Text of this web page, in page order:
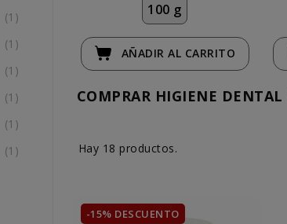
(1)
(1)
(1)
(1)
(1)
(1)
100 g
AÑADIRAL CARRITO
COMPRAR HIGIENE DENTAL
Hay 18 productos.
-15% DESCUENTO